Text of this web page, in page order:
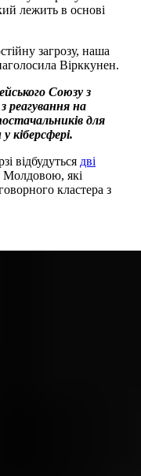
лежить в основі
загрозу, наша
Вірккунен.
Союзу з
реагування на
для
кіберсфері.
відбудуться дві
Молдовою, які
кластера з